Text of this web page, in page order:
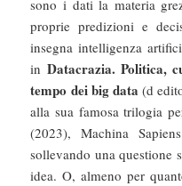
sono i dati la materia
proprie predizioni e
insegna intelligenza
in Datacrazia. Politica,
tempo dei big data (d
alla sua famosa trilogia
(2023), Machina
sollevando una questione
idea. O, almeno per